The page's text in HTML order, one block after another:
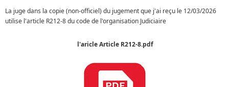
La juge dans la copie (non-officiel) du jugement que j'ai reçu le 12/03/2026
utilise l'article R212-8 du code de l'organisation Judiciaire
l'aricle Article R212-8.pdf